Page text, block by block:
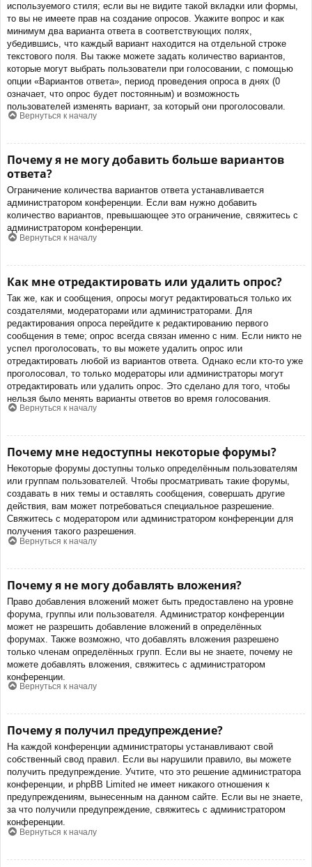
используемого стиля; если вы не видите такой вкладки или формы,
то вы не имеете прав на создание опросов. Укажите вопрос и как
минимум два варианта ответа в соответствующих полях,
убедившись, что каждый вариант находится на отдельной строке
текстового поля. Вы также можете задать количество вариантов,
которые могут выбрать пользователи при голосовании, с помощью
опции «Вариантов ответа», период проведения опроса в днях (0
означает, что опрос будет постоянным) и возможность
пользователей изменять вариант, за который они проголосовали.
Вернуться к началу
Почему я не могу добавить больше вариантов
ответа?
Ограничение количества вариантов ответа устанавливается
администратором конференции. Если вам нужно добавить
количество вариантов, превышающее это ограничение, свяжитесь с
администратором конференции.
Вернуться к началу
Как мне отредактировать или удалить опрос?
Так же, как и сообщения, опросы могут редактироваться только их
создателями, модераторами или администраторами. Для
редактирования опроса перейдите к редактированию первого
сообщения в теме; опрос всегда связан именно с ним. Если никто не
успел проголосовать, то вы можете удалить опрос или
отредактировать любой из вариантов ответа. Однако если кто-то уже
проголосовал, то только модераторы или администраторы могут
отредактировать или удалить опрос. Это сделано для того, чтобы
нельзя было менять варианты ответов во время голосования.
Вернуться к началу
Почему мне недоступны некоторые форумы?
Некоторые форумы доступны только определённым пользователям
или группам пользователей. Чтобы просматривать такие форумы,
создавать в них темы и оставлять сообщения, совершать другие
действия, вам может потребоваться специальное разрешение.
Свяжитесь с модератором или администратором конференции для
получения такого разрешения.
Вернуться к началу
Почему я не могу добавлять вложения?
Право добавления вложений может быть предоставлено на уровне
форума, группы или пользователя. Администратор конференции
может не разрешить добавление вложений в определённых
форумах. Также возможно, что добавлять вложения разрешено
только членам определённых групп. Если вы не знаете, почему не
можете добавлять вложения, свяжитесь с администратором
конференции.
Вернуться к началу
Почему я получил предупреждение?
На каждой конференции администраторы устанавливают свой
собственный свод правил. Если вы нарушили правило, вы можете
получить предупреждение. Учтите, что это решение администратора
конференции, и phpBB Limited не имеет никакого отношения к
предупреждениям, вынесенным на данном сайте. Если вы не знаете,
за что получили предупреждение, свяжитесь с администратором
конференции.
Вернуться к началу